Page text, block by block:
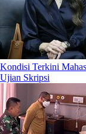
Kondisi Terkini
Ujian Skripsi